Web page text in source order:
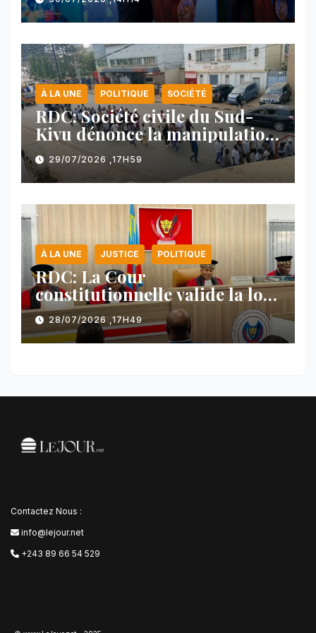
face au Rwanda
À LA UNE POLITIQUE SOCIÉTÉ
RDC: Société civile du Sud-
Kivu dénonce la manipulation
des manifestations par
l’AFC/M23
29/07/2026 ,17H59
À LA UNE JUSTICE POLITIQUE
RDC: La Cour
constitutionnelle valide la loi
référendaire sous réserves de
plusieurs dispositions
28/07/2026 ,17H49
Contactez Nous :
info@lejour.net
+243 89 66 54 529